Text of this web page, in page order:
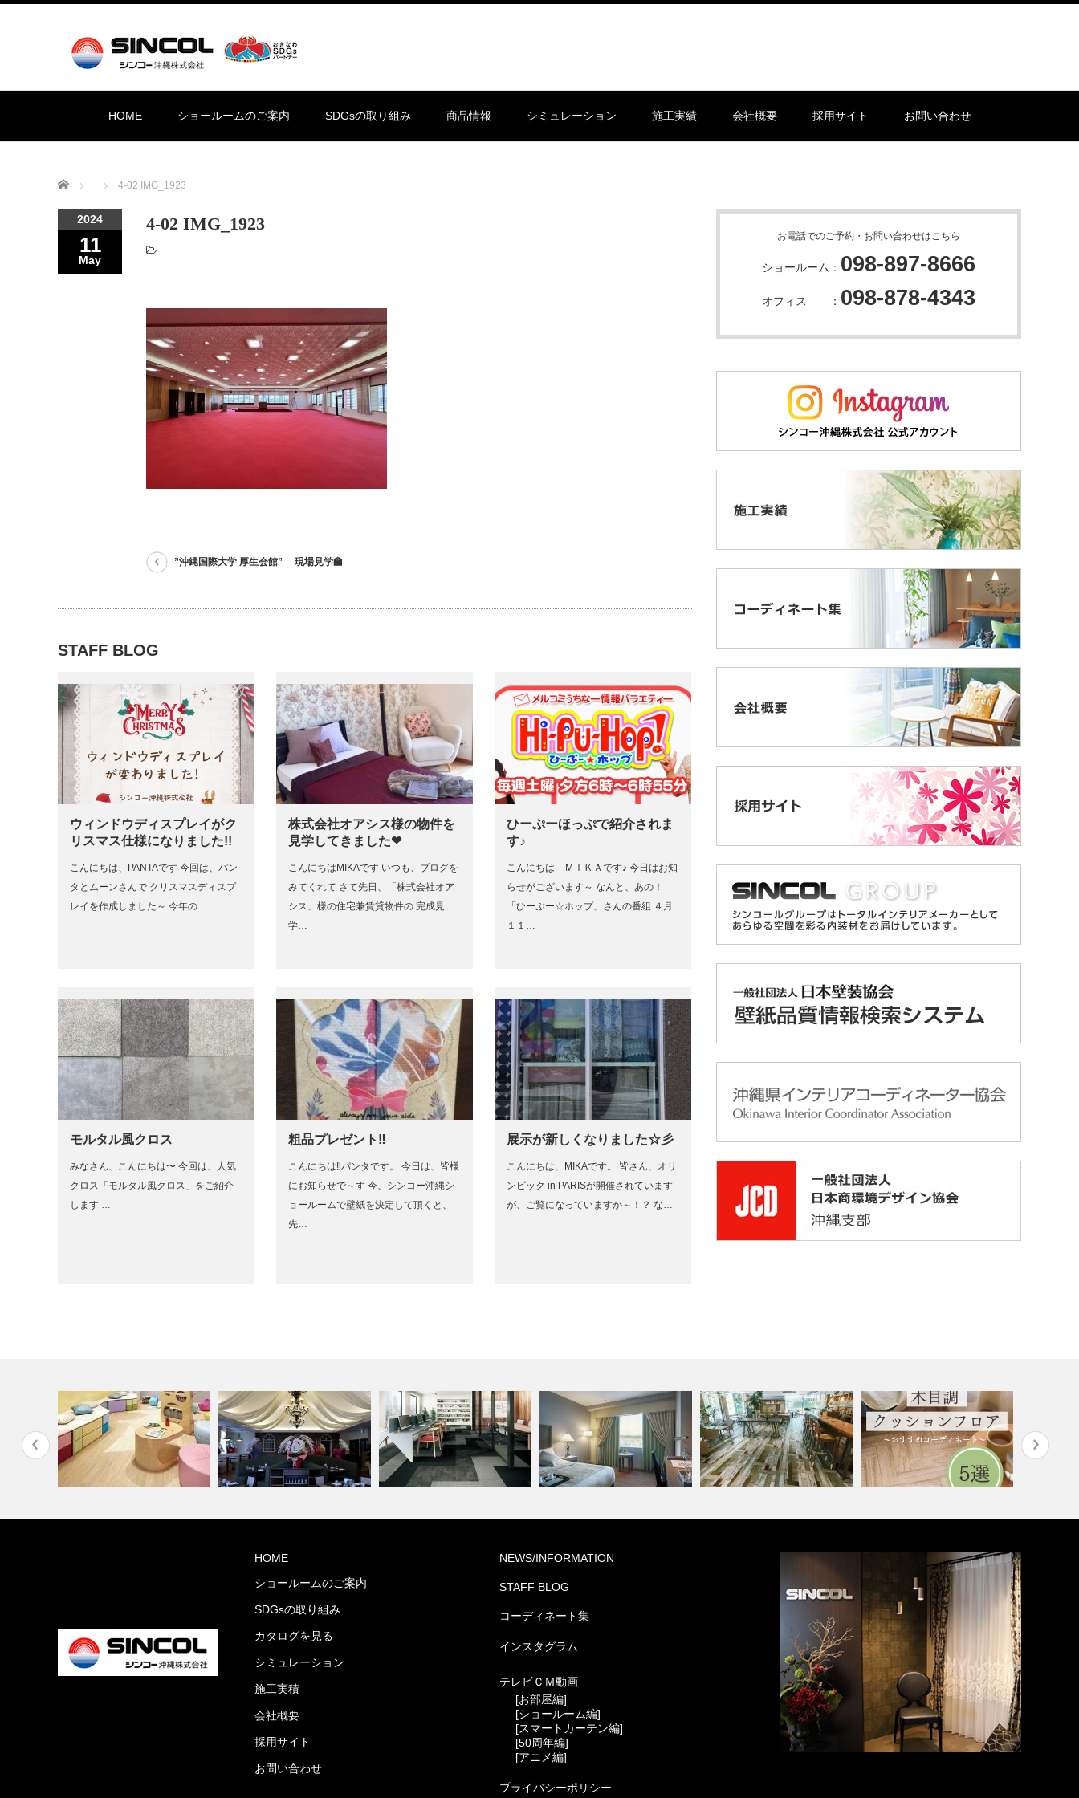
HOME ショールームのご案内 SDGsの取り組み 商品情報 シミュレーション 施工実績 会社概要 採用サイト お問い合わせ
Home 4-02 IMG_1923
2024
11
May
4-02 IMG_1923
”沖縄国際大学 厚生会館” 現場見学🏫
STAFF BLOG
ウィンドウディスプレイがク
リスマス仕様になりました!!
こんにちは、PANTAです 今回は、パン
タとムーンさんで クリスマスディスプ
レイを作成しました～ 今年の…
株式会社オアシス様の物件を
見学してきました❤
こんにちはMIKAです いつも、ブログを
みてくれて さて先日、「株式会社オア
シス」様の住宅兼賃貸物件の 完成見
学…
ひーぷーほっぷで紹介されま
す♪
こんにちは ＭＩＫＡです♪ 今日はお知
らせがございます～ なんと、あの！
「ひーぷー☆ホップ」さんの番組 ４月
１１…
モルタル風クロス
みなさん、こんにちは〜 今回は、人気
クロス「モルタル風クロス」をご紹介
します …
粗品プレゼント‼
こんにちは‼パンタです。 今日は、皆様
にお知らせで～す 今、シンコー沖縄シ
ョールームで壁紙を決定して頂くと、
先…
展示が新しくなりました☆彡
こんにちは、MIKAです。 皆さん、オリ
ンピック in PARISが開催されています
が、ご覧になっていますか～！？ な…
お電話でのご予約・お問い合わせはこちら
ショールーム： 098-897-8666
オフィス ： 098-878-4343
PIZZA HOUSE新本店 ホテル(コーディネート集)
ョンフロア5…
HOME
ショールームのご案内
SDGsの取り組み
カタログを見る
シミュレーション
施工実積
会社概要
採用サイト
お問い合わせ
NEWS/INFORMATION
STAFF BLOG
コーディネート集
インスタグラム
テレビＣＭ動画
[お部屋編]
[ショールーム編]
[スマートカーテン編]
[50周年編]
[アニメ編]
プライバシーポリシー